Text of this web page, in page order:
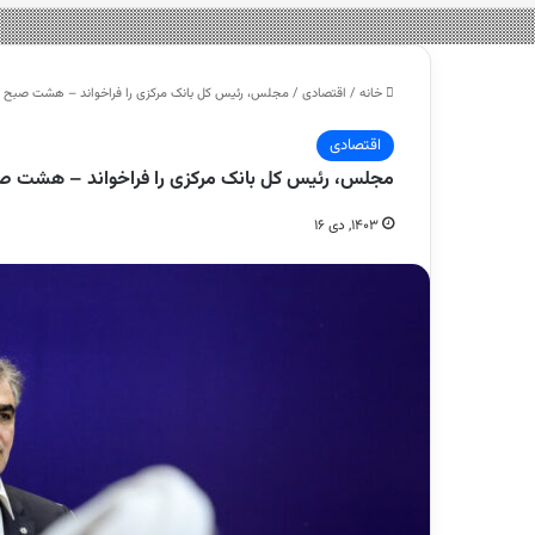
خانه / اقتصادی /مجلس، رئیس کل بانک مرکزی را فراخواند – هشت صبح
اقتصادی
مجلس، رئیس کل بانک مرکزی را فراخواند – هشت
۱۴۰۳, دی ۱۶